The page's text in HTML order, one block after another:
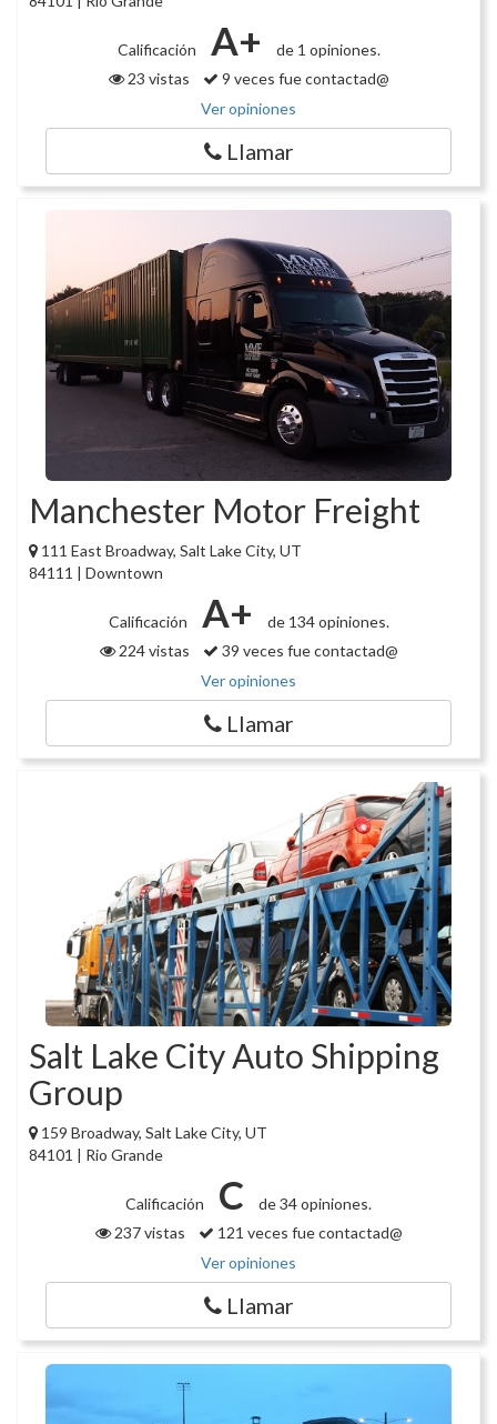
Calificación A+
de 1 opiniones.
23 vistas
9 veces fue contactad@
Ver opiniones
Llamar
Manchester Motor Freight
111 East Broadway, Salt Lake City, UT
84111 | Downtown
Calificación A+
de 134 opiniones.
224 vistas
39 veces fue contactad@
Ver opiniones
Llamar
Salt Lake City Auto Shipping
Group
159 Broadway, Salt Lake City, UT
84101 | Rio Grande
Calificación C
de 34 opiniones.
237 vistas
121 veces fue contactad@
Ver opiniones
Llamar